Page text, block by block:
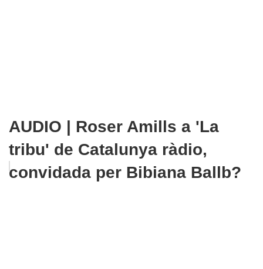
AUDIO | Roser Amills a 'La
tribu' de Catalunya ràdio,
convidada per Bibiana Ballb?